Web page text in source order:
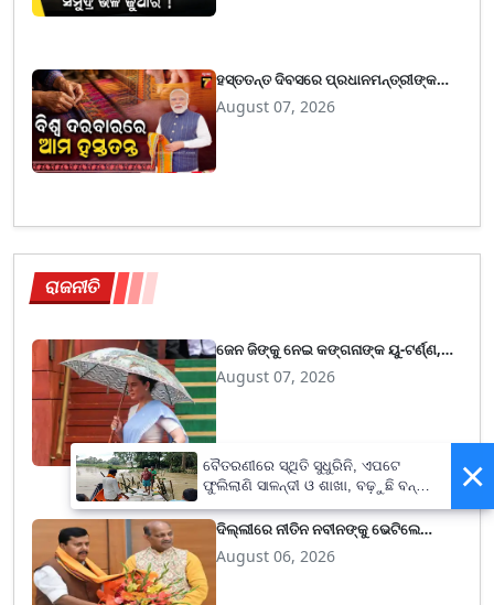
ହସ୍ତତନ୍ତ ଦିବସରେ ପ୍ରଧାନମନ୍ତ୍ରୀଙ୍କ
ସ୍ବଦେଶୀ ବାର୍ତ୍ତା, ଗର୍ବର ସହ ପାଳନ କରିବାକୁ
ଆହ୍ବାନ
August 07, 2026
ରାଜନୀତି
ଜେନ ଜିଙ୍କୁ ନେଇ କଙ୍ଗନାଙ୍କ ୟୁ-ଟର୍ଣ୍ଣ,
କହିଲେ- ଆଜିର ଯୁବ ପିଢି ଆମର ଶକ୍ତି
August 07, 2026
ଦିଲ୍ଲୀରେ ନୀତିନ ନବୀନଙ୍କୁ ଭେଟିଲେ
ମନମୋହନ ସାମଲ, ବିଭିନ୍ନ ପ୍ରସଙ୍ଗରେ
ହେଲା ଗୁରୁତ୍ବପୂର୍ଣ୍ଣ ଆଲେଚନା
August 06, 2026
×
ବୈତରଣୀରେ ସ୍ଥିତି ସୁଧୁରିନି, ଏପଟେ
ଫୁଲିଲାଣି ସାଳନ୍ଦୀ ଓ ଶାଖା, ବଢ଼ୁଛି ବନ୍ୟା
ଭୟ